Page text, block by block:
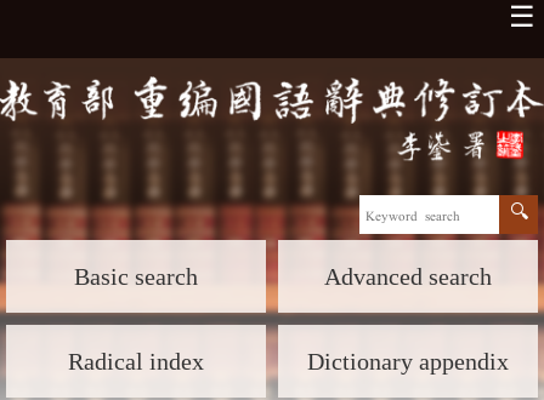
☰
Basic search Advanced search
Radical index Dictionary appendix